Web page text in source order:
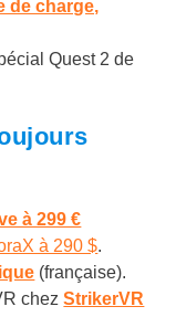
de charge,
Quest 2 de
à 299 €
à 290 $.
(française).
chezStrikerVR